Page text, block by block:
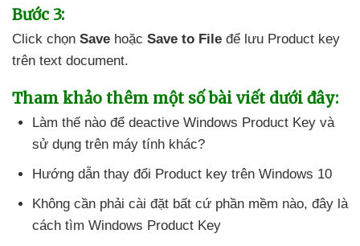
Bước 3:
Click chọn Save hoặc Save to File để lưu Product key
trên text document.
Tham khảo thêm một số bài viết dưới đây:
Làm thế nào để deactive Windows Product Key và
sử dụng trên máy tính khác?
Hướng dẫn thay đổi Product key trên Windows 10
Không cần phải cài đặt bất cứ phần mềm nào, đây là
cách tìm Windows Product Key